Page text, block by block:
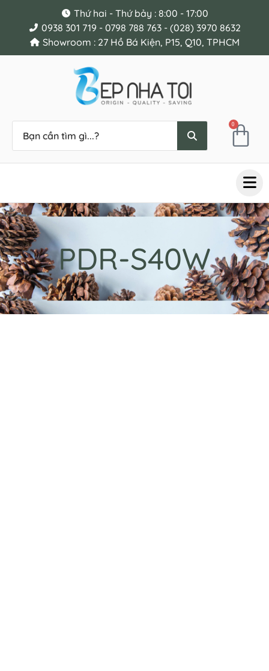
Thứ hai - Thứ bảy : 8:00 - 17:00
0938 301 719 - 0798 788 763 - (028) 3970 8632
Showroom : 27 Hồ Bá Kiện, P15, Q10, TPHCM
0
PDR-S40W